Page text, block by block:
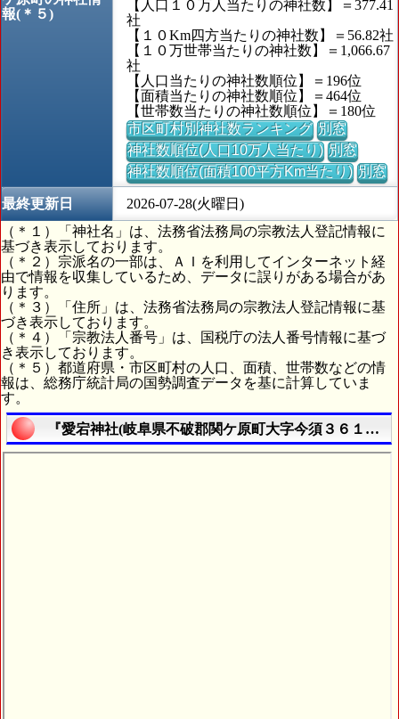
報(＊５)
【人口１０万人当たりの神社数】＝377.41
社
【１０Km四方当たりの神社数】＝56.82社
【１０万世帯当たりの神社数】＝1,066.67
社
【人口当たりの神社数順位】＝196位
【面積当たりの神社数順位】＝464位
【世帯数当たりの神社数順位】＝180位
市区町村別神社数ランキング 別窓
神社数順位(人口10万人当たり) 別窓
神社数順位(面積100平方Km当たり) 別窓
最終更新日
2026-07-28(火曜日)
（＊１）「神社名」は、法務省法務局の宗教法人登記情報に
基づき表示しております。
（＊２）宗派名の一部は、ＡＩを利用してインターネット経
由で情報を収集しているため、データに誤りがある場合があ
ります。
（＊３）「住所」は、法務省法務局の宗教法人登記情報に基
づき表示しております。
（＊４）「宗教法人番号」は、国税庁の法人番号情報に基づ
き表示しております。
（＊５）都道府県・市区町村の人口、面積、世帯数などの情
報は、総務庁統計局の国勢調査データを基に計算していま
す。
『愛宕神社(岐阜県不破郡関ケ原町大字今須３６１５